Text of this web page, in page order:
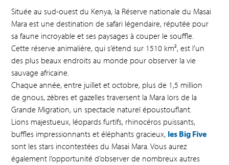
Située au sud-ouest du Kenya, la Réserve nationale du Masai
Mara est une destination de safari légendaire, réputée pour
sa faune incroyable et ses paysages à couper le souffle.
Cette réserve animalière, qui s’étend sur 1510 km², est l’un
des plus beaux endroits au monde pour observer la vie
sauvage africaine.
Chaque année, entre juillet et octobre, plus de 1,5 million
de gnous, zèbres et gazelles traversent la Mara lors de la
Grande Migration, un spectacle naturel époustouflant.
Lions majestueux, léopards furtifs, rhinocéros puissants,
buffles impressionnants et éléphants gracieux, les Big Five
sont les stars incontestées du Masai Mara. Vous aurez
également l’opportunité d’observer de nombreux autres